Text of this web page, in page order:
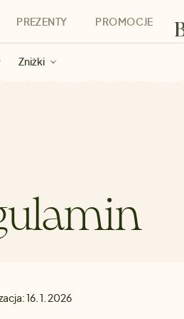
Zniżki
PREZENTY
wszystkich
PROMOCJE
16. 1. 2026